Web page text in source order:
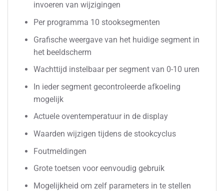
invoeren van wijzigingen
Per programma 10 stooksegmenten
Grafische weergave van het huidige segment in
het beeldscherm
Wachttijd instelbaar per segment van 0-10 uren
In ieder segment gecontroleerde afkoeling
mogelijk
Actuele oventemperatuur in de display
Waarden wijzigen tijdens de stookcyclus
Foutmeldingen
Grote toetsen voor eenvoudig gebruik
Mogelijkheid om zelf parameters in te stellen